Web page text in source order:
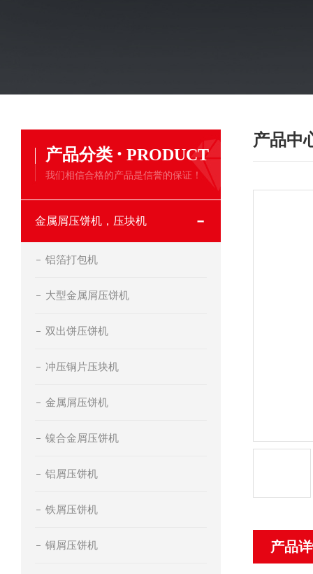
产品分类 · PRODUCT
我们相信合格的产品是信誉的保证！
金属屑压饼机，压块机
铝箔打包机
大型金属屑压饼机
双出饼压饼机
冲压铜片压块机
金属屑压饼机
镍合金屑压饼机
铝屑压饼机
铁屑压饼机
铜屑压饼机
产品中
产品